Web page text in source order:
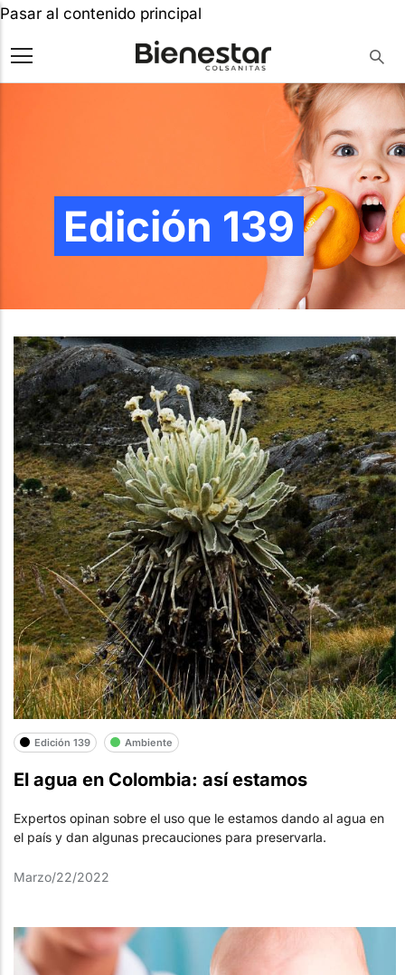
Pasar al contenido principal
Edición 139
Edición 139 Ambiente
El agua en Colombia: así estamos
Expertos opinan sobre el uso que le estamos dando al agua en
el país y dan algunas precauciones para preservarla.
Marzo/22/2022